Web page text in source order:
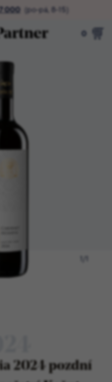
000 (po-pá, 8-15)
0
2024 pozdní